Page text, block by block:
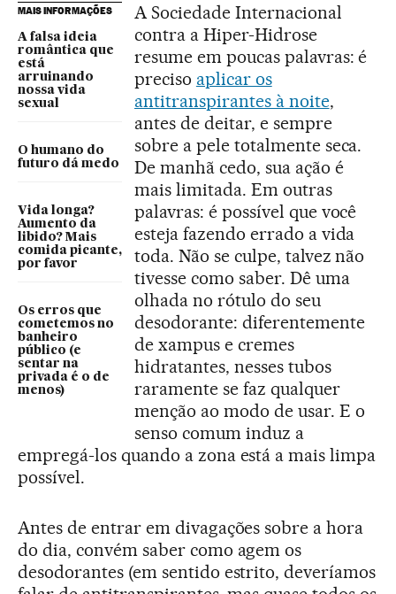
MAIS INFORMAÇÕES
A falsa ideia
romântica que
está
arruinando
nossa vida
sexual
O humano do
futuro dá medo
Vida longa?
Aumento da
libido? Mais
comida picante,
por favor
Os erros que
cometemos no
banheiro
público (e
sentar na
privada é o de
menos)
A Sociedade Internacional
contra a Hiper-Hidrose
resume em poucas palavras: é
preciso aplicar os
antitranspirantes à noite,
antes de deitar, e sempre
sobre a pele totalmente seca.
De manhã cedo, sua ação é
mais limitada. Em outras
palavras: é possível que você
esteja fazendo errado a vida
toda. Não se culpe, talvez não
tivesse como saber. Dê uma
olhada no rótulo do seu
desodorante: diferentemente
de xampus e cremes
hidratantes, nesses tubos
raramente se faz qualquer
menção ao modo de usar. E o
senso comum induz a
empregá-los quando a zona está a mais limpa
possível.
Antes de entrar em divagações sobre a hora
do dia, convém saber como agem os
desodorantes (em sentido estrito, deveríamos